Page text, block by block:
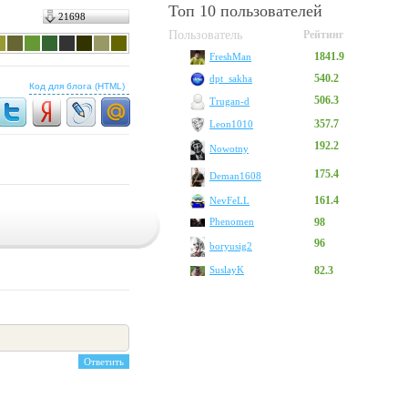
21698
Код для блога (HTML)
Топ 10 пользователей
Пользователь Рейтинг
FreshMan 1841.9
dpt_sakha 540.2
Trugan-d 506.3
Leon1010 357.7
Nowotny 192.2
Deman1608 175.4
NevFeLL 161.4
Phenomen 98
boryusig2 96
SuslayK 82.3